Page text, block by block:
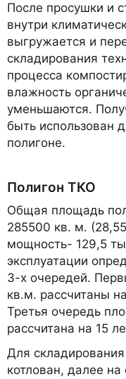
После просушки и
внутри
выгружается и
складирования
процесса
влажность
уменьшаются.
быть использован
полигоне.
Полигон ТКО
Общая площадь
285500 кв. м.
мощность- 129,5
эксплуатации
3-х очередей.
кв.м. рассчитаны
Третья очередь
рассчитана на 15
Для
котлован, далее